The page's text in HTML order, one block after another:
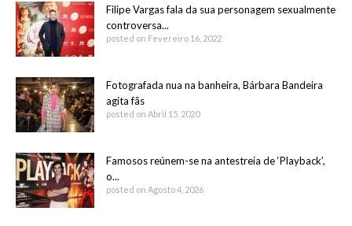
Filipe Vargas fala da sua personagem sexualmente
controversa...
posted on Fevereiro 16, 2022
Fotografada nua na banheira, Bárbara Bandeira
agita fãs
posted on Abril 15, 2020
Famosos reúnem-se na antestreia de ‘Playback’,
o...
posted on Agosto 4, 2026